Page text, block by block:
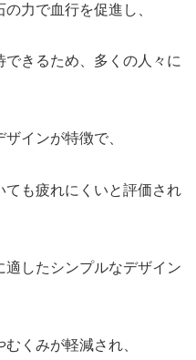
力で血行を促進し、
きるため、多くの人々に
インが特徴で、
ても疲れにくいと評価され
適したシンプルなデザイン
くみが軽減され、